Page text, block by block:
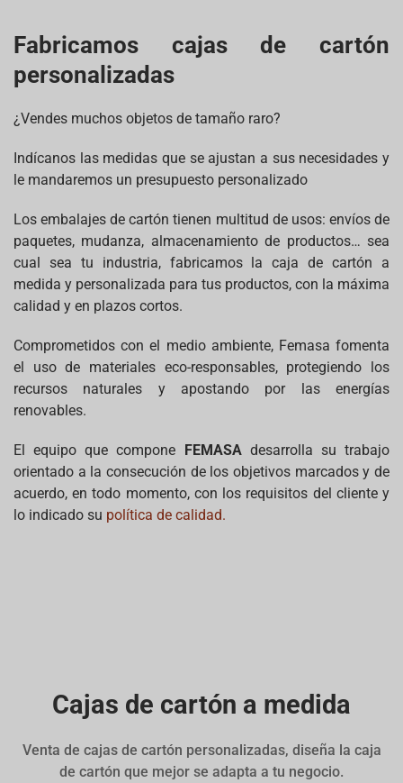
Fabricamos cajas de cartón
personalizadas
¿Vendes muchos objetos de tamaño raro?
Indícanos las medidas que se ajustan a sus necesidades y
le mandaremos un presupuesto personalizado
Los embalajes de cartón tienen multitud de usos: envíos de
paquetes, mudanza, almacenamiento de productos… sea
cual sea tu industria, fabricamos la caja de cartón a
medida y personalizada para tus productos, con la máxima
calidad y en plazos cortos.
Comprometidos con el medio ambiente, Femasa fomenta
el uso de materiales eco-responsables, protegiendo los
recursos naturales y apostando por las energías
renovables.
El equipo que compone FEMASAdesarrolla su trabajo
orientado a la consecución de los objetivos marcados y de
acuerdo, en todo momento, con los requisitos del cliente y
lo indicado su política de calidad.
Cajas de cartón a medida
Venta de cajas de cartón personalizadas, diseña la caja
de cartón que mejor se adapta a tu negocio.